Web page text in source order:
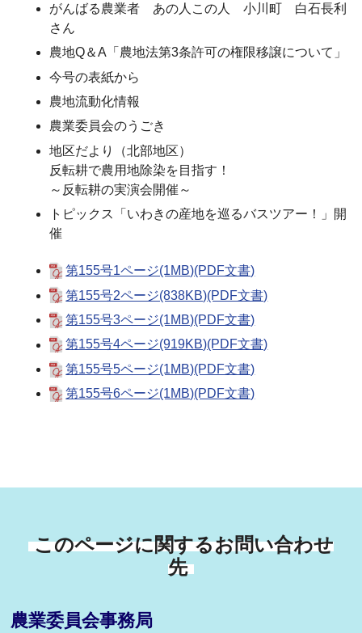
がんばる農業者 あの人この人 小川町 白石長利
さん
農地Q＆A「農地法第3条許可の権限移譲について」
今号の表紙から
農地流動化情報
農業委員会のうごき
地区だより（北部地区）
反転耕で農用地除染を目指す！
～反転耕の実演会開催～
トピックス「いわきの産地を巡るバスツアー！」開
催
第155号1ページ(1MB)(PDF文書)
第155号2ページ(838KB)(PDF文書)
第155号3ページ(1MB)(PDF文書)
第155号4ページ(919KB)(PDF文書)
第155号5ページ(1MB)(PDF文書)
第155号6ページ(1MB)(PDF文書)
このページに関するお問い合わせ
先
農業委員会事務局